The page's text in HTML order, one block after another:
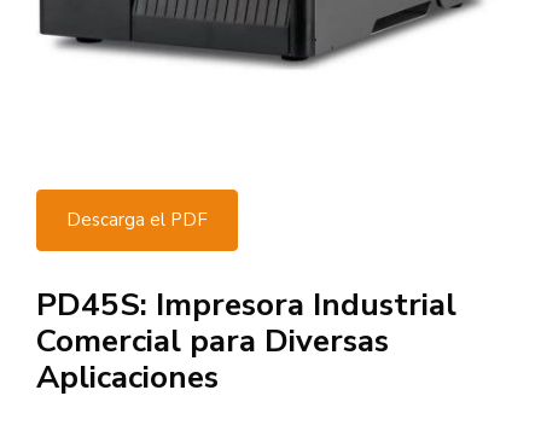
Descarga el PDF
PD45S: Impresora Industrial
Comercial para Diversas
Aplicaciones